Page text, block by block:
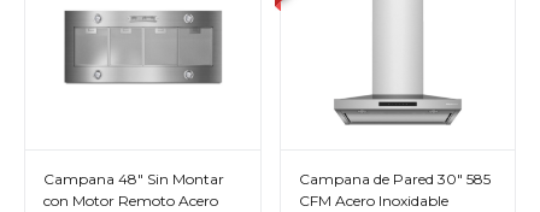
Campana 48" Sin Montar
con Motor Remoto Acero
Campana de Pared 30" 585
CFM Acero Inoxidable